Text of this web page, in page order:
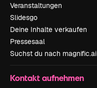
Veranstaltungen
Slidesgo
Deine Inhalte verkaufen
Pressesaal
Suchst du nach magnific.ai
Kontakt aufnehmen